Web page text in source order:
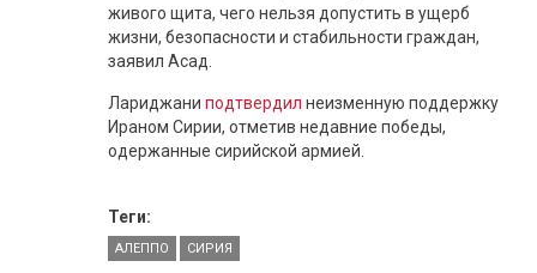
живого щита, чего нельзя допустить в ущерб
жизни, безопасности и стабильности граждан,
заявил Асад.
Лариджани подтвердил неизменную поддержку
Ираном Сирии, отметив недавние победы,
одержанные сирийской армией.
Теги:
АЛЕППО СИРИЯ